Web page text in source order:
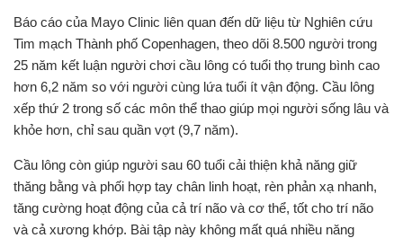
Tim mạch Thành phố Copenhagen, theo dõi 8.500 người trong
25 năm kết luận người chơi cầu lông có tuổi thọ trung bình cao
hơn 6,2 năm so với người cùng lứa tuổi ít vận động. Cầu lông
xếp thứ 2 trong số các môn thể thao giúp mọi người sống lâu và
Cầu lông còn giúp người sau 60 tuổi cải thiện khả năng giữ
thăng bằng và phối hợp tay chân linh hoạt, rèn phản xạ nhanh,
tăng cường hoạt động của cả trí não và cơ thể, tốt cho trí não
và cả xương khớp. Bài tập này không mất quá nhiều năng